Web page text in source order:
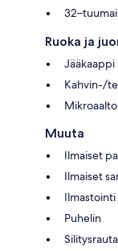
Ruoka ja
Jääkaappi
Kahvin-/
Muuta
Ilmaiset
Ilmaiset
Ilmastointi
Puhelin